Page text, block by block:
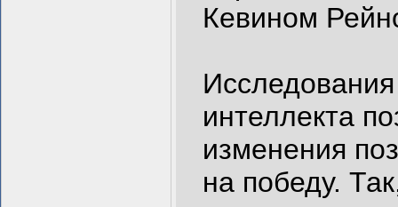
Кевином
Исследования
интеллекта
изменения
на победу.